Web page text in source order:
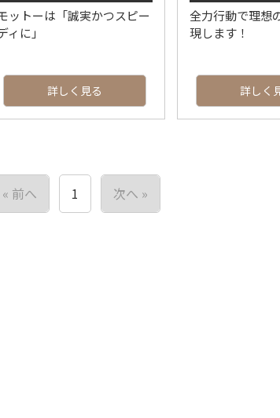
ットーは「誠実かつスピー
ィに」
詳しく見る
全力行動で理想
現します！
詳しく
« 前へ 1 次へ »